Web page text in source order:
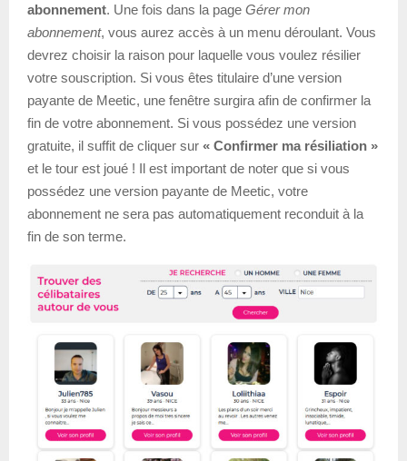
abonnement. Une fois dans la page Gérer mon
abonnement, vous aurez accès à un menu déroulant. Vous
devrez choisir la raison pour laquelle vous voulez résilier
votre souscription. Si vous êtes titulaire d’une version
payante de Meetic, une fenêtre surgira afin de confirmer la
fin de votre abonnement. Si vous possédez une version
gratuite, il suffit de cliquer sur « Confirmer ma résiliation »
et le tour est joué ! Il est important de noter que si vous
possédez une version payante de Meetic, votre
abonnement ne sera pas automatiquement reconduit à la
fin de son terme.